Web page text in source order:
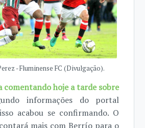
- Fluminense FC (Divulgação).
comentando hoje a tarde sobre
informações do portal
acabou se confirmando. O
mais com Berrío para o